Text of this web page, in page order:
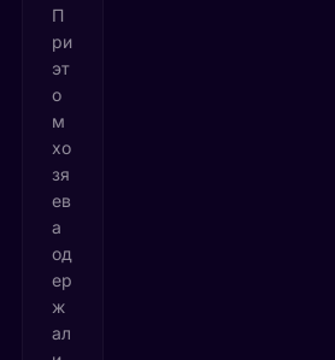
П
ри
эт
о
м
хо
зя
ев
а
од
ер
ж
ал